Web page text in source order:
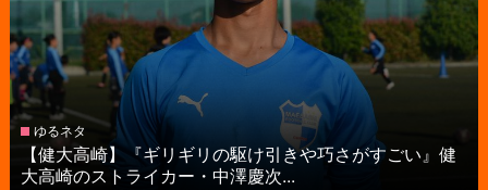
ゆるネタ
【健大高崎】『ギリギリの駆け引きや巧さがすごい』健
大高崎のストライカー・中澤慶次...